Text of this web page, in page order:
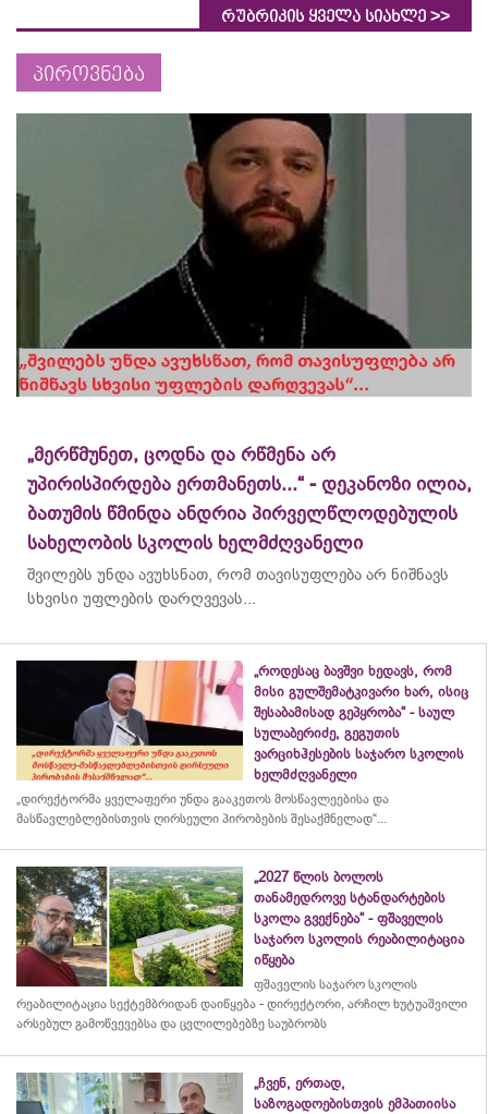
რუბრიკის ყველა სიახლე >>
პიროვნება
„მერწმუნეთ, ცოდნა და რწმენა არ
უპირისპირდება ერთმანეთს...“ - დეკანოზი ილია,
ბათუმის წმინდა ანდრია პირველწლოდებულის
სახელობის სკოლის ხელმძღვანელი
შვილებს უნდა ავუხსნათ, რომ თავისუფლება არ ნიშნავს
სხვისი უფლების დარღვევას...
„როდესაც ბავშვი ხედავს, რომ
მისი გულშემატკივარი ხარ, ისიც
შესაბამისად გეპყრობა“ - საულ
სულაბერიძე, გეგუთის
ვარციხჰესების საჯარო სკოლის
ხელმძღვანელი
„დირექტორმა ყველაფერი უნდა გააკეთოს მოსწავლეებისა და
მასწავლებლებისთვის ღირსეული პირობების შესაქმნელად“...
„2027 წლის ბოლოს
თანამედროვე სტანდარტების
სკოლა გვექნება“ - ფშაველის
საჯარო სკოლის რეაბილიტაცია
იწყება
ფშაველის საჯარო სკოლის
რეაბილიტაცია სექტემბრიდან დაიწყება - დირექტორი, არჩილ ხუტუაშვილი
არსებულ გამოწვევებსა და ცვლილებებზე საუბრობს
„ჩვენ, ერთად,
საზოგადოებისთვის ემპათიისა